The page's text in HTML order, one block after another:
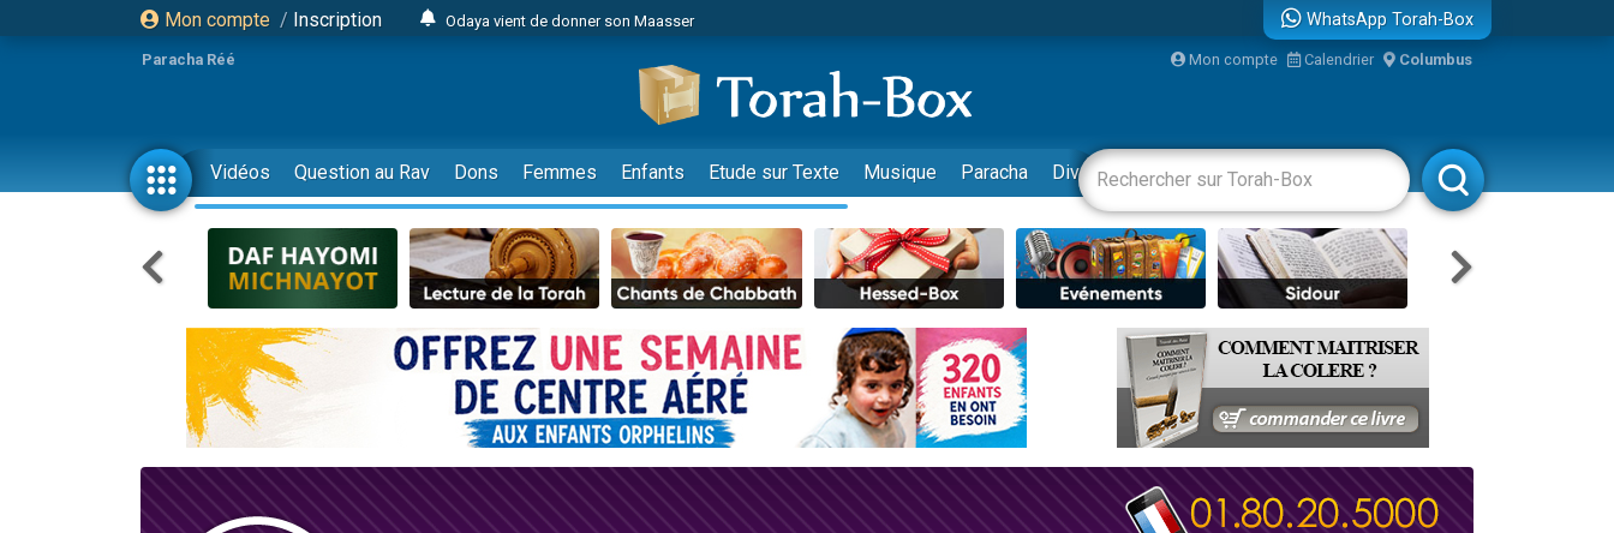
Mon compte / Inscription
Odaya vient de donner son Maasser
3 personnes viennent de faire un don pour Diane, 80 ans, dans un appartement insalubre
2 personnes viennent de nous rejoindre sur WhatsApp
13 personnes viennent de demander une bénédiction
12 nouvelles musiques dans Torah-Box Music
30 personnes viennent de faire un don pour Sauvez la jambe de Yohan
Il reste 49 places pour étudier en groupe sur Zoom
3 personnes viennent de nous rejoindre sur WhatsApp
2 personnes viennent de nous rejoindre sur WhatsApp
3 personnes viennent de nous rejoindre sur WhatsApp
2 nouvelles musiques dans Torah-Box Music
8 personnes viennent de faire un don pour Tsédaka : pauvres d'Israel
Nouvelle émission radio : Visions de grandeur n°104 : Le Chabbath et le Birkat Hamazone à travers le temps
61 personnes viennent de demander une bénédiction
WhatsApp Torah-Box
Paracha Réé Mon compte Calendrier Columbus
Vidéos Question au Rav Dons Femmes Enfants Etude sur Texte Musique Paracha Divertissements Livres Rabbanim